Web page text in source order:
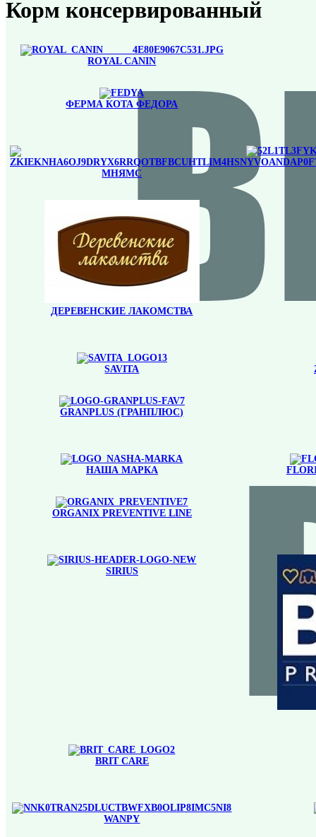
Корм консервированный
ROYAL CANIN
ФЕРМА КОТА ФЕДОРА
МНЯМС
ДЕРЕВЕНСКИЕ ЛАКОМСТВА
SAVITA
GRANPLUS (ГРАНПЛЮС)
НАША МАРКА
ORGANIX PREVENTIVE LINE
SIRIUS
BRIT CARE
WANPY